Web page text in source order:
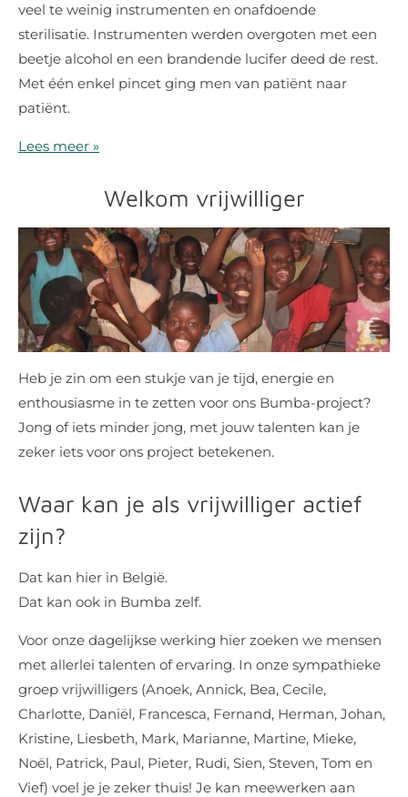
veel te weinig instrumenten en onafdoende
sterilisatie. Instrumenten werden overgoten met een
beetje alcohol en een brandende lucifer deed de rest.
Met één enkel pincet ging men van patiënt naar
patiënt.
Lees meer »
Welkom vrijwilliger
Heb je zin om een stukje van je tijd, energie en
enthousiasme in te zetten voor ons Bumba-project?
Jong of iets minder jong, met jouw talenten kan je
zeker iets voor ons project betekenen.
Waar kan je als vrijwilliger actief
zijn?
Dat kan hier in België.
Dat kan ook in Bumba zelf.
Voor onze dagelijkse werking hier zoeken we mensen
met allerlei talenten of ervaring. In onze sympathieke
groep vrijwilligers (Anoek, Annick, Bea, Cecile,
Charlotte, Daniël, Francesca, Fernand, Herman, Johan,
Kristine, Liesbeth, Mark, Marianne, Martine, Mieke,
Noël, Patrick, Paul, Pieter, Rudi, Sien, Steven, Tom en
Vief) voel je je zeker thuis! Je kan meewerken aan